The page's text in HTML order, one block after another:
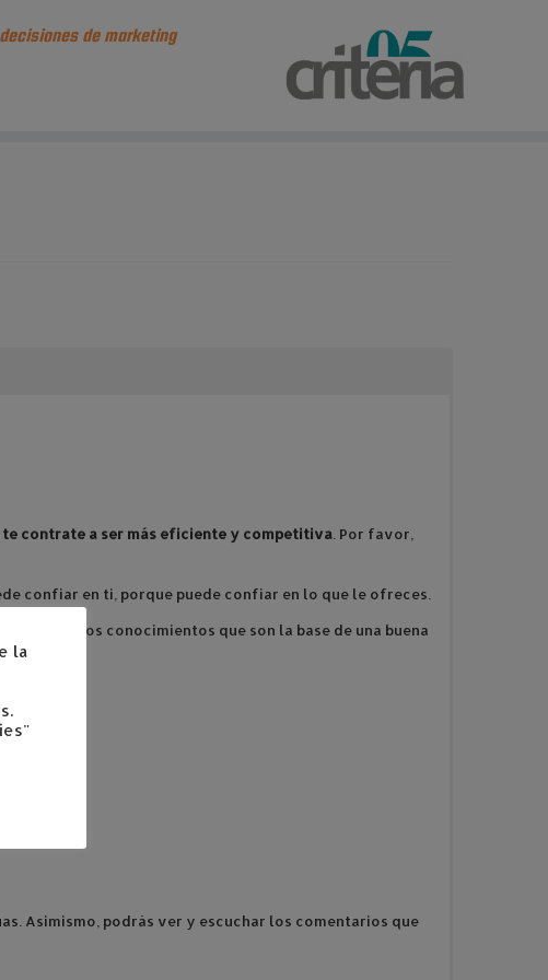
de marketing
te contrate a ser más eficiente y competitiva . Por favor,
confiar en ti, porque puede confiar en lo que le ofreces.
en los conocimientos que son la base de una buena
Asimismo, podrás ver y escuchar los comentarios que
la